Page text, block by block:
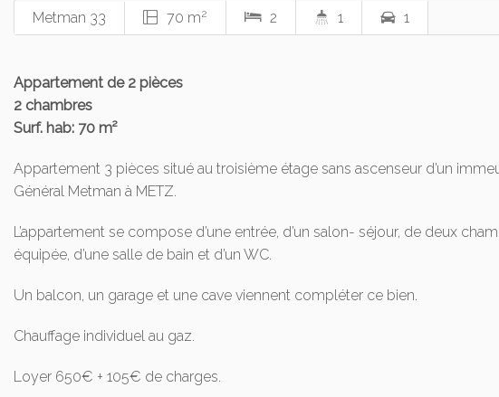
Metman 33 70 m2 2 1 1
Appartement de 2 pièces
2 chambres
Surf. hab: 70 m²
Appartement 3 pièces situé au troisième étage sans ascenseur d’un
Général Metman à METZ.
L’appartement se compose d’une entrée, d’un salon- séjour, de deux
équipée, d’une salle de bain et d’un WC.
Un balcon, un garage et une cave viennent compléter ce bien.
Chauffage individuel au gaz.
Loyer 650€ + 105€ de charges.